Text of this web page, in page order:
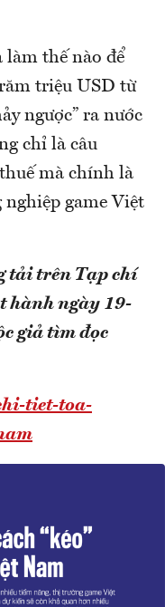
làm thế nào để
triệu USD từ
ngược” ra nước
chỉ là câu
mà chính là
game Việt
tải trên Tạp chí
hành ngày 19-
giả tìm đọc
tiet-toa-